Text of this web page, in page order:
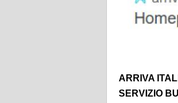
ARRIVA
SERVIZIO